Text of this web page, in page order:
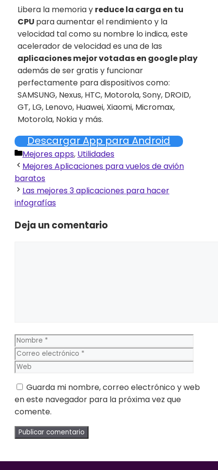
Libera la memoria y reduce la carga en tu
CPU para aumentar el rendimiento y la
velocidad tal como su nombre lo indica, este
acelerador de velocidad es una de las
aplicaciones mejor votadas en google play
además de ser gratis y funcionar
perfectamente para dispositivos como:
SAMSUNG, Nexus, HTC, Motorola, Sony, DROID,
GT, LG, Lenovo, Huawei, Xiaomi, Micromax,
Motorola, Nokia y más.
Descargar App para Android
Categorías
Mejores apps, Utilidades
Mejores Aplicaciones para vuelos de avión
baratos
Las mejores 3 aplicaciones para hacer
infografías
Deja un comentario
Nombre
Guarda mi nombre, correo electrónico y web
en este navegador para la próxima vez que
comente.